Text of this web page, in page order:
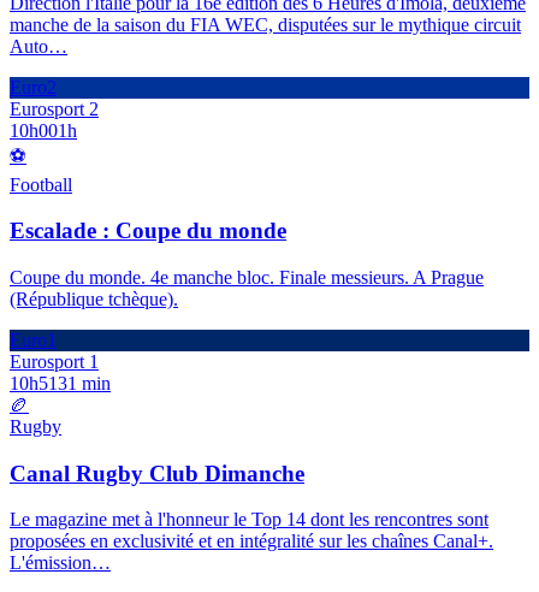
manche de la saison du FIA WEC, disputées sur le mythique circuit
Auto…
Euro2
Eurosport 2
10h001h
⚽
Football
Escalade : Coupe du monde
Coupe du monde. 4e manche bloc. Finale messieurs. A Prague
(République tchèque).
Euro1
Eurosport 1
10h5131 min
🏉
Rugby
Canal Rugby Club Dimanche
Le magazine met à l'honneur le Top 14 dont les rencontres sont
proposées en exclusivité et en intégralité sur les chaînes Canal+.
L'émission…